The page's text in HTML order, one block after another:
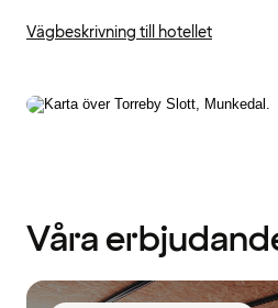
Vägbeskrivning till hotellet
Våra